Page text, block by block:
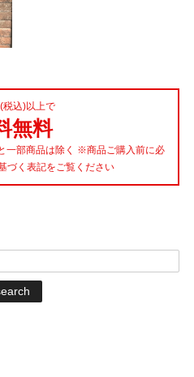
税込)以上で
無料
一部商品は除く ※商品ご購入前に必
づく表記をご覧ください